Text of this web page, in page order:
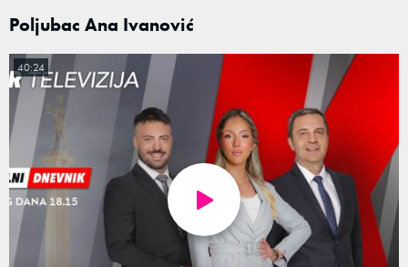
Poljubac Ana Ivanović
40:24